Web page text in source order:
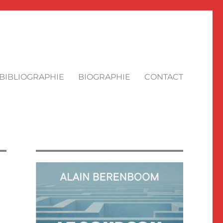
BIOGRAPHIE CONTACT